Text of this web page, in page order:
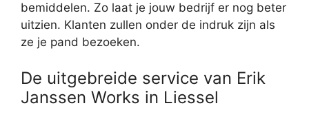
bemiddelen. Zo laat je jouw bedrijf er nog beter
uitzien. Klanten zullen onder de indruk zijn als
ze je pand bezoeken.
De uitgebreide service van Erik
Janssen Works in Liessel